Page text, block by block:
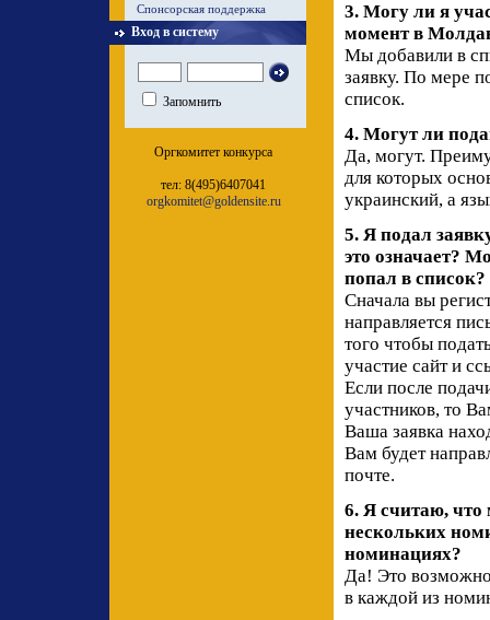
Спонсорская поддержка
Вход в систему
Запомнить
Оргкомитет конкурса
тел: 8(495)6407041
orgkomitet@goldensite.ru
3. Могу ли я
момент в
Мы добавили в
заявку. По мере
список.
4. Могут ли
Да, могут.
для которых
украинский, а
5. Я подал
это означает?
попал в список?
Сначала вы
направляется
того чтобы
участие сайт и
Если после
участников, то
Ваша заявка
Вам будет
почте.
6. Я считаю, что
нескольких
номинациях?
Да! Это
в каждой из